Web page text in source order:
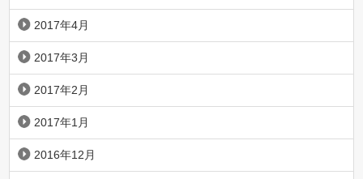
2017年4月
2017年3月
2017年2月
2017年1月
2016年12月